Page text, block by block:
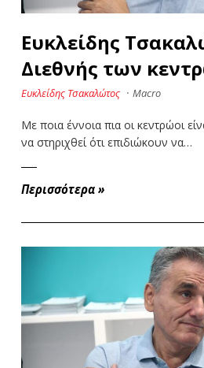
Ευκλείδης
Διεθνής των
Ευκλείδης Τσακαλώτος · Macro
Με ποια έννοια πια οι κεντρώοι
να στηριχθεί ότι επιδιώκουν να…
Περισσότερα »